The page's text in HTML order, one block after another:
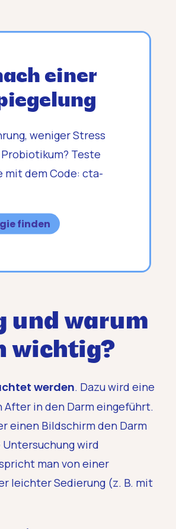
einer
weniger Stress
Teste
mit dem Code: cta-
finden
und warum
wichtig?
werden. Dazu wird eine
in den Darm eingeführt.
einen Bildschirm den Darm
wird
man von einer
leichter Sedierung (z. B. mit